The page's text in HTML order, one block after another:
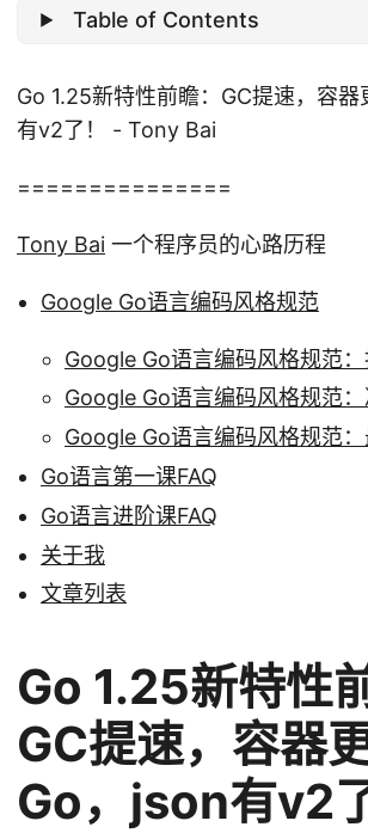
Table of Contents
Go 1.25新特性前瞻：GC提速，容器
有v2了！ - Tony Bai
===============
Tony Bai 一个程序员的心路历程
Google Go语言编码风格规范
Google Go语言编码风格规范
Google Go语言编码风格规范
Google Go语言编码风格规范
Go语言第一课FAQ
Go语言进阶课FAQ
关于我
文章列表
Go 1.25新特性
GC提速，容器
Go，json有v2了